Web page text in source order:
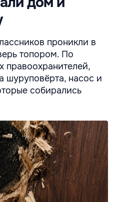
проникли в
топором. По
правоохранителей,
шуруповёрта, насос и
собирались